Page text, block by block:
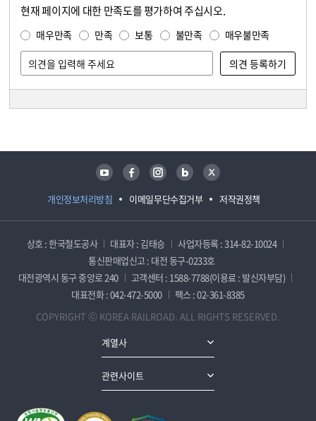
현재 페이지에 대한 만족도를 평가하여 주십시오.
매우만족 만족 보통 불만족 매우불만족
개인정보처리방침 이메일무단수집거부 저작권정책
유튜브 페이스북 인스타그램 블로그 트위터
상호 : 한국철도공사 대표자 : 김태승
사업자등록 : 314-82-10024
통신판매업신고 : 대전 동구-0233호
대전광역시 동구 중앙로 240
고객센터 : 1588-7788(이용료 : 발신자부담)
대표전화 : 042-472-5000
팩스 : 02-361-8385
COPYRIGHT ⓒ KOREA RAILROAD. ALL RIGHTS RESERVED.
계열사
관련사이트